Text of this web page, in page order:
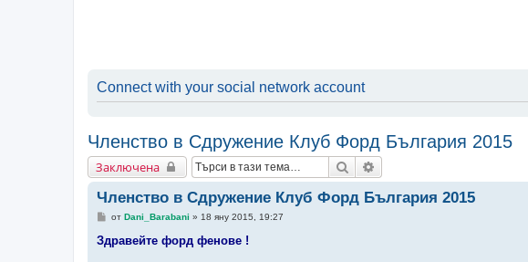
Connect with your social network account
Членство в Сдружение Клуб Форд България 2015
Заключена Търсене
Членство в Сдружение Клуб Форд България 2015
М
е
н
от Dani_Barabani » 18 яну 2015, 19:27
Здравейте форд фенове !